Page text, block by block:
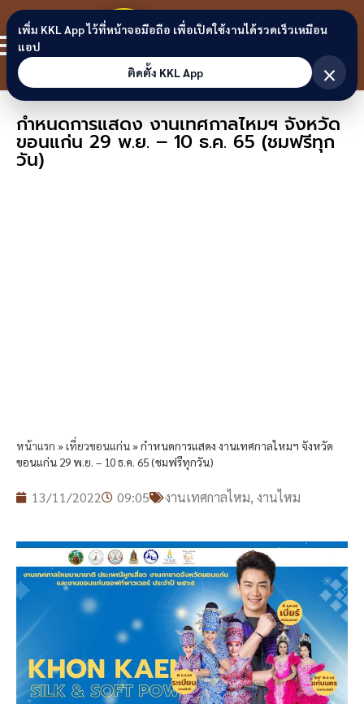
Skip to content
ขอนแก่น
ลิงก์
กำหนดการแสดง งานเทศกาลไหมฯ จังหวัด
ขอนแก่น 29 พ.ย. – 10 ธ.ค. 65 (ชมฟรีทุก
วัน)
หน้าแรก »เที่ยวขอนแก่น»กำหนดการแสดง งานเทศกาลไหมฯ จังหวัด
ขอนแก่น 29 พ.ย. – 10 ธ.ค. 65 (ชมฟรีทุกวัน)
13/11/2022 09:05 งานเทศกาลไหม, งานไหม
เพิ่ม KKL App ไว้ที่หน้าจอมือถือ เพื่อเปิดใช้งานได้รวดเร็วเหมือน
แอป
ติดตั้ง KKL App
×